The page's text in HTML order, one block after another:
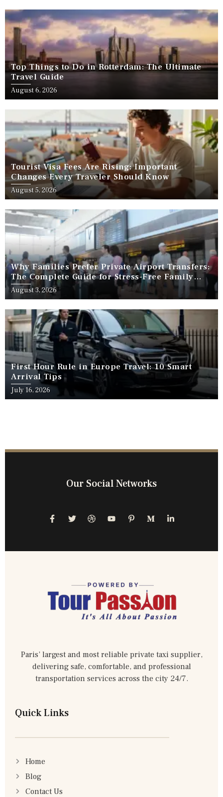
Top Things to Do in Rotterdam: The Ultimate
Travel Guide
August 6, 2026
Tourist Visa Fees Are Rising: Important
Changes Every Traveler Should Know
August 5, 2026
Why Families Prefer Private Airport Transfers:
The Complete Guide for Stress-Free Family
Travel
August 3, 2026
First Hour Rule in Europe Travel: 10 Smart
Arrival Tips
July 16, 2026
Our Social Networks
Paris’ largest and most reliable private taxi supplier,
delivering safe, comfortable, and professional
transportation services across the city 24/7.
Quick Links
Home
Blog
Contact Us